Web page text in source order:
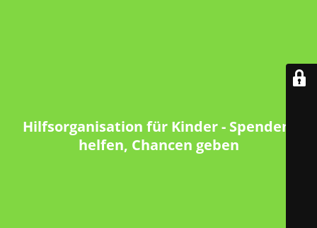
Hilfsorganisation für Kinder - Spenden,
helfen, Chancen geben